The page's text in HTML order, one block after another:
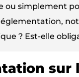
ou simplement
? Est-elle